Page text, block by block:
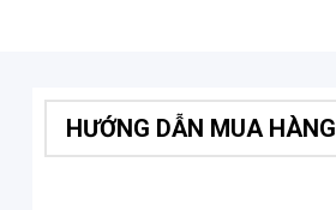
HƯỚNG DẪN MUA HÀNG